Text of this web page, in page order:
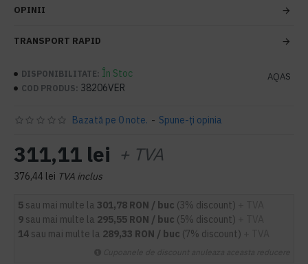
OPINII
TRANSPORT RAPID
DISPONIBILITATE: În Stoc
COD PRODUS: 38206VER
AQAS
Bazată pe 0 note. - Spune-ţi opinia
311,11 lei + TVA
376,44 lei TVA inclus
5 sau mai multe la 301,78 RON / buc (3% discount)
9 sau mai multe la 295,55 RON / buc (5% discount)
14 sau mai multe la 289,33 RON / buc (7% discount)